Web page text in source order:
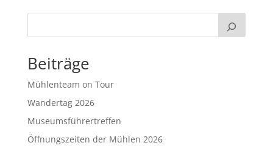
Beiträge
Mühlenteam on Tour
Wandertag 2026
Museumsführertreffen
Öffnungszeiten der Mühlen 2026